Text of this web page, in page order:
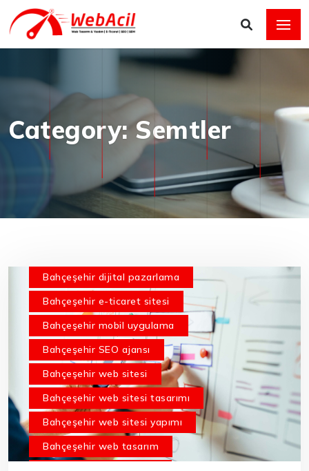
Category: Semtler
Bahçeşehir dijital pazarlama
Bahçeşehir e-ticaret sitesi
Bahçeşehir mobil uygulama
Bahçeşehir SEO ajansı
Bahçeşehir web sitesi
Bahçeşehir web sitesi tasarımı
Bahçeşehir web sitesi yapımı
Bahçeşehir web tasarım